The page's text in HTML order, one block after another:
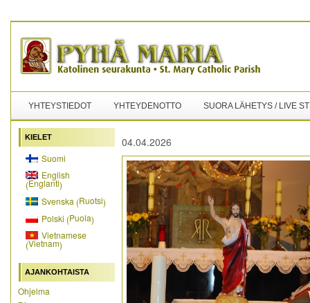
YHTEYSTIEDOT YHTEYDENOTTO SUORA LÄHETYS / LIVE
KIELET
Suomi
English
(Englanti)
Svenska(Ruotsi)
Polski (Puola)
Vietnamese
(Vietnam)
AJANKOHTAISTA
Ohjelma
04.04.2026